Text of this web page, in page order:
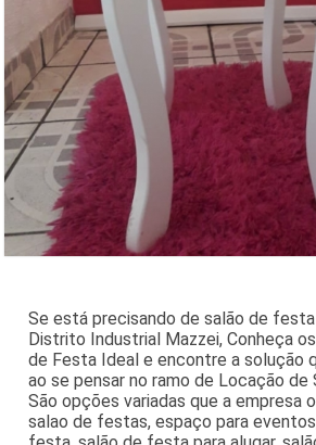
Se está precisando de salão de
Distrito Industrial Mazzei, Conheça
de Festa Ideal e encontre a solução
ao se pensar no ramo de Locação de
São opções variadas que a empresa
salao de festas, espaço para